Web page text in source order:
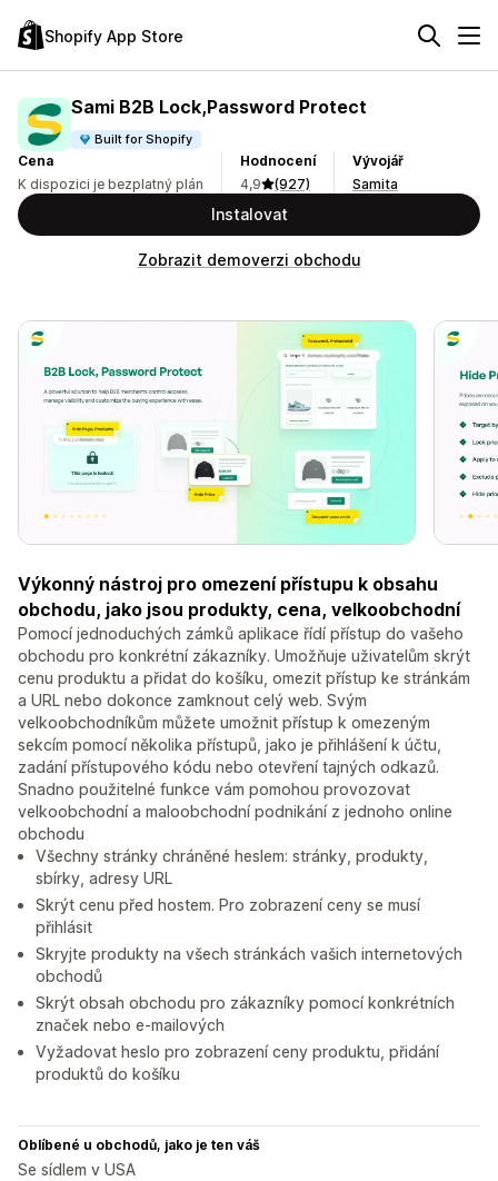
Shopify App Store
Sami B2B Lock,Password Protect
Built for Shopify
Cena
K dispozici je bezplatný plán
Hodnocení
4,9
(927)
Vývojář
Samita
Instalovat
Zobrazit demoverzi obchodu
Výkonný nástroj pro omezení přístupu k obsahu
obchodu, jako jsou produkty, cena, velkoobchodní
Pomocí jednoduchých zámků aplikace řídí přístup do vašeho
obchodu pro konkrétní zákazníky. Umožňuje uživatelům skrýt
cenu produktu a přidat do košíku, omezit přístup ke stránkám
a URL nebo dokonce zamknout celý web. Svým
velkoobchodníkům můžete umožnit přístup k omezeným
sekcím pomocí několika přístupů, jako je přihlášení k účtu,
zadání přístupového kódu nebo otevření tajných odkazů.
Snadno použitelné funkce vám pomohou provozovat
velkoobchodní a maloobchodní podnikání z jednoho online
obchodu
Všechny stránky chráněné heslem: stránky, produkty,
sbírky, adresy URL
Skrýt cenu před hostem. Pro zobrazení ceny se musí
přihlásit
Skryjte produkty na všech stránkách vašich internetových
obchodů
Skrýt obsah obchodu pro zákazníky pomocí konkrétních
značek nebo e-mailových
Vyžadovat heslo pro zobrazení ceny produktu, přidání
produktů do košíku
Oblíbené u obchodů, jako je ten váš
Se sídlem v USA